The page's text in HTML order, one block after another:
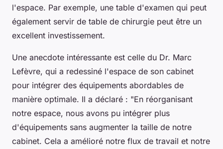
l'espace. Par exemple, une table d'examen qui peut
également servir de table de chirurgie peut être un
excellent investissement.
Une anecdote intéressante est celle du Dr. Marc
Lefèvre, qui a redessiné l'espace de son cabinet
pour intégrer des équipements abordables de
manière optimale. Il a déclaré : "En réorganisant
notre espace, nous avons pu intégrer plus
d'équipements sans augmenter la taille de notre
cabinet. Cela a amélioré notre flux de travail et notre